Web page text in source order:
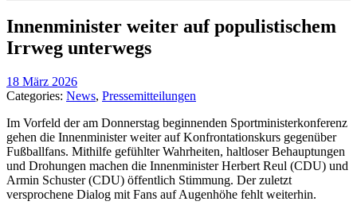
Innenminister weiter auf populistischem
Irrweg unterwegs
18 März 2026
Categories: News, Pressemitteilungen
Im Vorfeld der am Donnerstag beginnenden Sportministerkonferenz
gehen die Innenminister weiter auf Konfrontationskurs gegenüber
Fußballfans. Mithilfe gefühlter Wahrheiten, haltloser Behauptungen
und Drohungen machen die Innenminister Herbert Reul (CDU) und
Armin Schuster (CDU) öffentlich Stimmung. Der zuletzt
versprochene Dialog mit Fans auf Augenhöhe fehlt weiterhin.